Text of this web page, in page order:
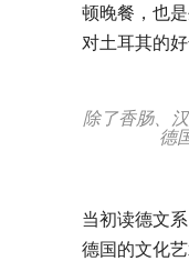
顿晚餐，也
对土耳其的
除了香肠、
德
当初读德文
德国的文化